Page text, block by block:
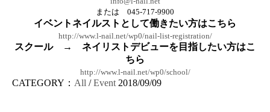
または 045-717-9900
イベントネイルストとして働きたい方はこちら
http://www.l-nail.net/wp0/nail-list-registration/
スクール → ネイリストデビューを目指したい方はこ
ちら
http://www.l-nail.net/wp0/school/
CATEGORY： All /Event 2018/09/09